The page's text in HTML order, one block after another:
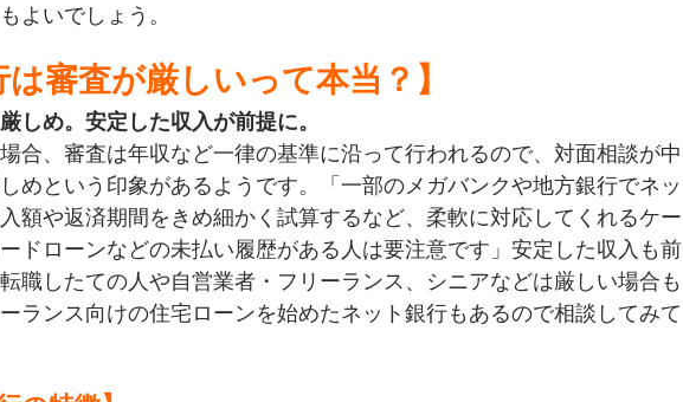
よいでしょう。
は審査が厳しいって本当？】
しめ。安定した収入が前提に。
合、審査は年収など一律の基準に沿って行われるので、対面相談が中
めという印象があるようです。「一部のメガバンクや地方銀行でネッ
額や返済期間をきめ細かく試算するなど、柔軟に対応してくれるケー
ドローンなどの未払い履歴がある人は要注意です」安定した収入も前
職したての人や自営業者・フリーランス、シニアなどは厳しい場合も
ランス向けの住宅ローンを始めたネット銀行もあるので相談してみて